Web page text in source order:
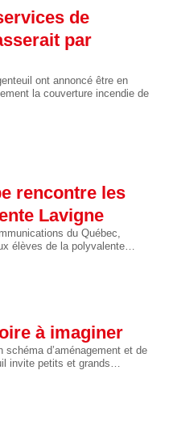
de
par
ont annoncé être en
la couverture incendie de
rencontre les
Lavigne
du Québec,
élèves de la polyvalente…
à imaginer
d’aménagement et de
invite petits et grands…